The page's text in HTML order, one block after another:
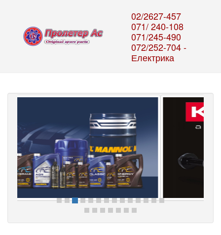
02/2627-457
071/ 240-108
071/245-490
072/252-704 -
Електрика